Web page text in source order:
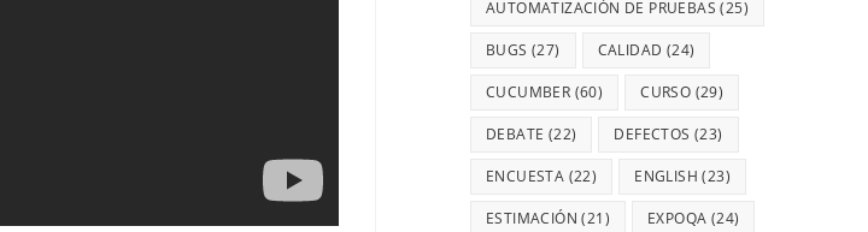
AUTOMATIZACIÓN DE PRUEBAS (25)
BUGS (27) CALIDAD (24)
CUCUMBER (60) CURSO (29)
DEBATE (22) DEFECTOS (23)
ENCUESTA (22) ENGLISH (23)
ESTIMACIÓN (21) EXPOQA (24)